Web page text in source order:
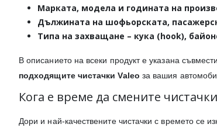
Марката, модела и годината на
Дължината на шофьорската,
Типа на захващане – кука (hook),
В описанието на всеки продукт е указана
подходящите чистачки Valeo за вашия
Кога е време да смените
Дори и най-качествените чистачки с времето се